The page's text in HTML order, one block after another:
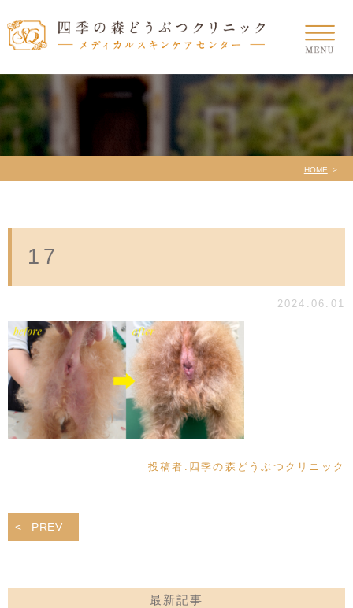
HOME
17
2024.06.01
投稿者: 四季の森どうぶつクリニック
PREV
最新記事